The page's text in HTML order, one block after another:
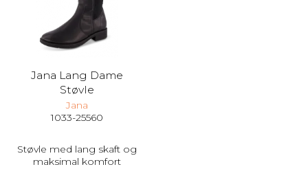
Jana Lang Dame
Støvle
Jana
1033-25560
Støvle med lang skaft og
maksimal komfort